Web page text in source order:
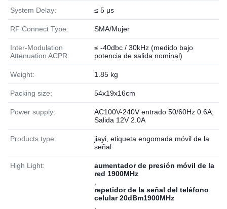
System Delay: ≤ 5 μs
RF Connect Type: SMA/Mujer
Inter-Modulation
Attenuation ACPR:
≤ -40dbc / 30kHz (medido bajo
potencia de salida nominal)
Weight: 1.85 kg
Packing size: 54x19x16cm
Power supply:
AC100V-240V entrado 50/60Hz 0.6A;
Salida 12V 2.0A
Products type:
jiayi, etiqueta engomada móvil de la
señal
High Light:
aumentador de presión móvil de la
red 1900MHz
repetidor de la señal del teléfono
celular 20dBm1900MHz